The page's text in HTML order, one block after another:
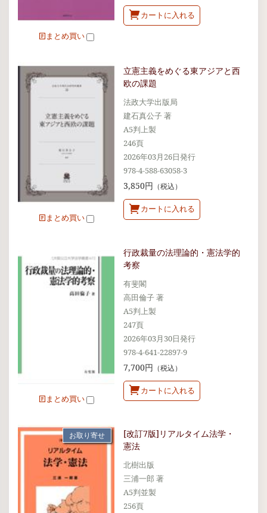
まとめ買い
カートに入れる
まとめ買い
立憲主義をめぐる東アジアと西
欧の課題
法政大学出版局
建石真公子 著
A5判上製
246頁
2026年03月26日発行
978-4-588-63058-3
3,850円 （税込）
カートに入れる
まとめ買い
行政裁量の法理論的・憲法学的
考察
有斐閣
高田倫子 著
A5判上製
247頁
2026年03月30日発行
978-4-641-22897-9
7,700円 （税込）
カートに入れる
お取り寄せ
[改訂7版]リアルタイム法学・
憲法
北樹出版
三浦一郎 著
A5判並製
256頁